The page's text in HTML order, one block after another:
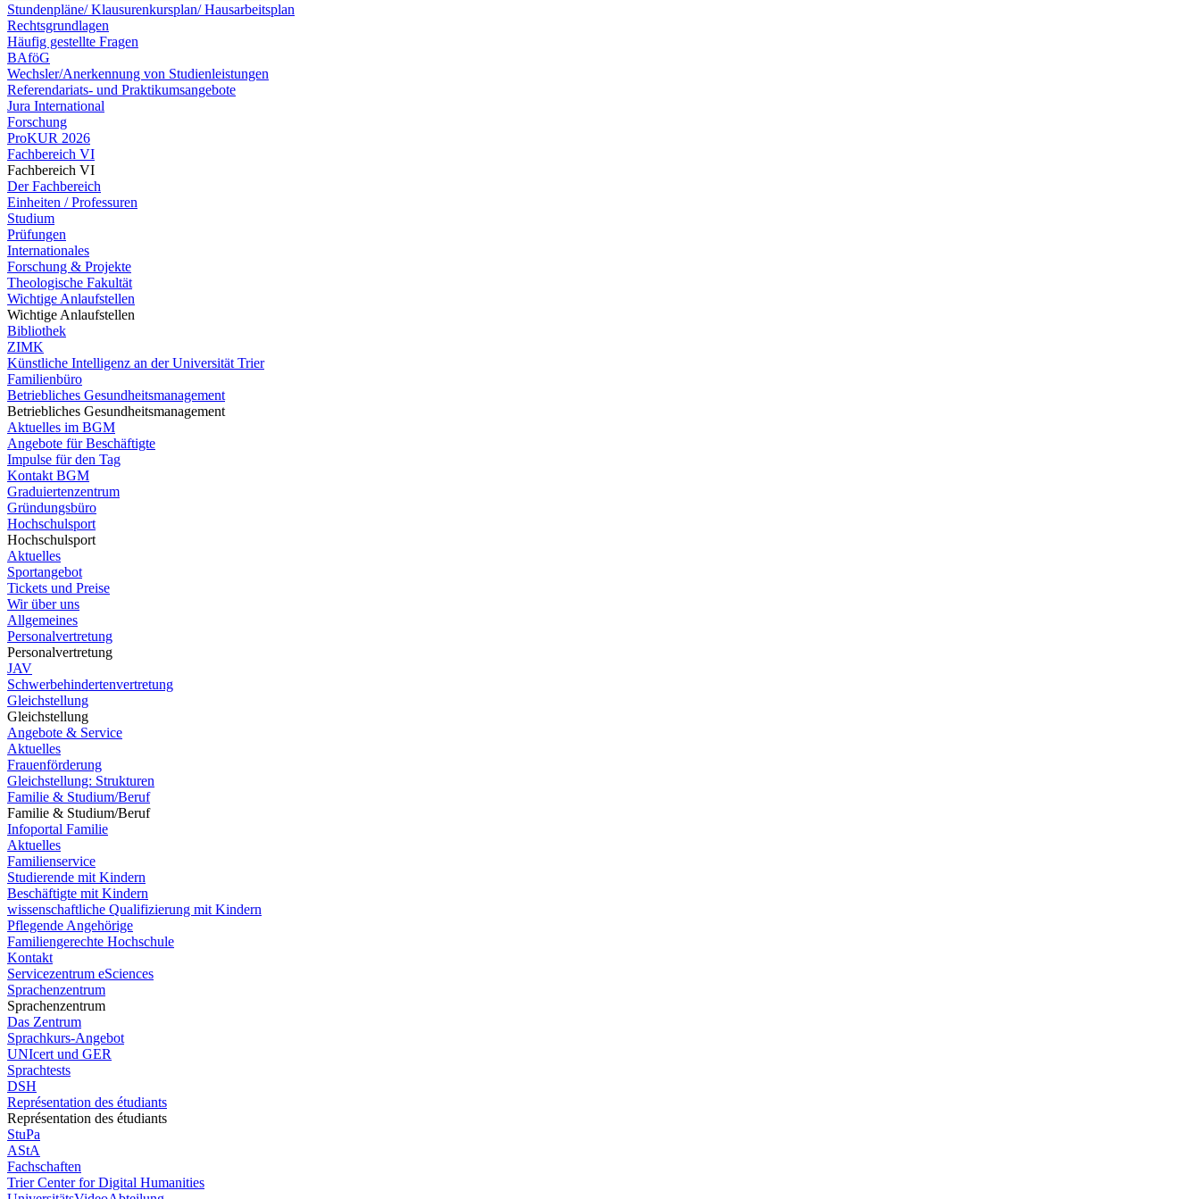
Stundenpläne/ Klausurenkursplan/ Hausarbeitsplan
Rechtsgrundlagen
Häufig gestellte Fragen
BAföG
Wechsler/Anerkennung von Studienleistungen
Referendariats- und Praktikumsangebote
Jura International
Forschung
ProKUR 2026
Fachbereich VI
Fachbereich VI
Der Fachbereich
Einheiten / Professuren
Studium
Prüfungen
Internationales
Forschung & Projekte
Theologische Fakultät
Wichtige Anlaufstellen
Wichtige Anlaufstellen
Bibliothek
ZIMK
Künstliche Intelligenz an der Universität Trier
Familienbüro
Betriebliches Gesundheitsmanagement
Betriebliches Gesundheitsmanagement
Aktuelles im BGM
Angebote für Beschäftigte
Impulse für den Tag
Kontakt BGM
Graduiertenzentrum
Gründungsbüro
Hochschulsport
Hochschulsport
Aktuelles
Sportangebot
Tickets und Preise
Wir über uns
Allgemeines
Personalvertretung
Personalvertretung
JAV
Schwerbehindertenvertretung
Gleichstellung
Gleichstellung
Angebote & Service
Aktuelles
Frauenförderung
Gleichstellung: Strukturen
Familie & Studium/Beruf
Familie & Studium/Beruf
Infoportal Familie
Aktuelles
Familienservice
Studierende mit Kindern
Beschäftigte mit Kindern
wissenschaftliche Qualifizierung mit Kindern
Pflegende Angehörige
Familiengerechte Hochschule
Kontakt
Servicezentrum eSciences
Sprachenzentrum
Sprachenzentrum
Das Zentrum
Sprachkurs-Angebot
UNIcert und GER
Sprachtests
DSH
Représentation des étudiants
Représentation des étudiants
StuPa
AStA
Fachschaften
Trier Center for Digital Humanities